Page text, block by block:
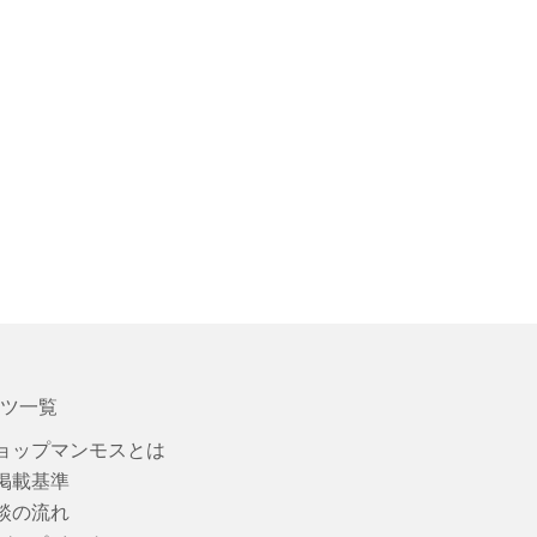
一覧
ップマンモスとは
載基準
の流れ